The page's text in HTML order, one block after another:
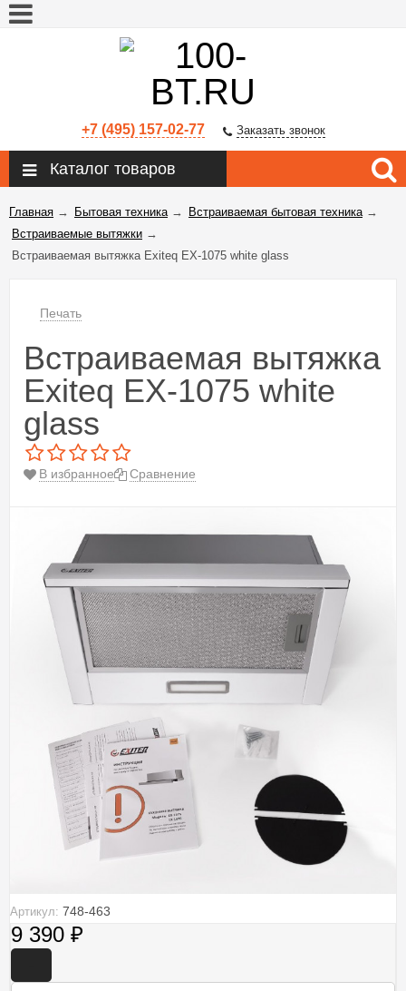
+7 (495) 157-02-77 Заказать звонок
Каталог товаров
Главная → Бытовая техника→ Встраиваемая бытовая техника→
Встраиваемые вытяжки →
Встраиваемая вытяжка Exiteq EX-1075 white glass
Печать
Встраиваемая вытяжка
Exiteq EX-1075 white
glass
В избранное Сравнение
Артикул: 748-463
9 390 ₽